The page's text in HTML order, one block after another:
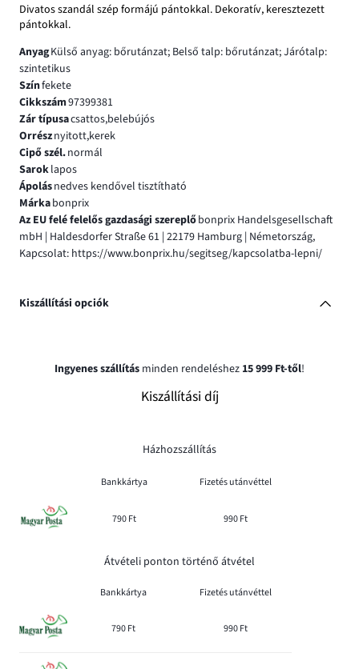
Divatos szandál szép formájú pántokkal. Dekoratív, keresztezett
pántokkal.
AnyagKülső anyag: bőrutánzat; Belső talp: bőrutánzat; Járótalp:
szintetikus
Színfekete
Cikkszám97399381
Zár típusacsattos,belebújós
Orrésznyitott,kerek
Cipő szél.normál
Saroklapos
Ápolásnedves kendővel tisztítható
Márkabonprix
Az EU felé felelős gazdasági szereplőbonprix Handelsgesellschaft
mbH | Haldesdorfer Straße 61 | 22179 Hamburg | Németország,
Kapcsolat: https://www.bonprix.hu/segitseg/kapcsolatba-lepni/
Kiszállítási opciók
Ingyenes szállítás minden rendeléshez 15 999 Ft-től!
Kiszállítási díj
Házhozszállítás
Bankkártya Fizetés utánvéttel
790 Ft 990 Ft
Átvételi ponton történő átvétel
Bankkártya Fizetés utánvéttel
790 Ft 990 Ft